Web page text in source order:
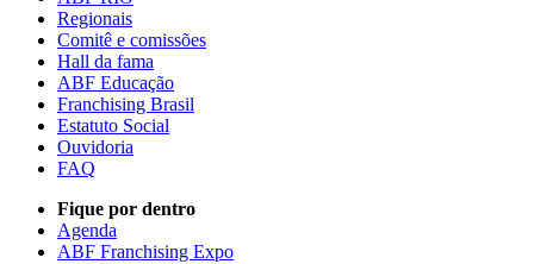
Regionais
Comitê e comissões
Hall da fama
ABF Educação
Franchising Brasil
Estatuto Social
Ouvidoria
FAQ
Fique por dentro
Agenda
ABF Franchising Expo